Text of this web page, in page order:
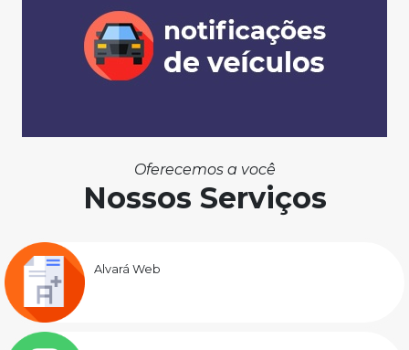
Oferecemos a você
Nossos Serviços
Alvará Web